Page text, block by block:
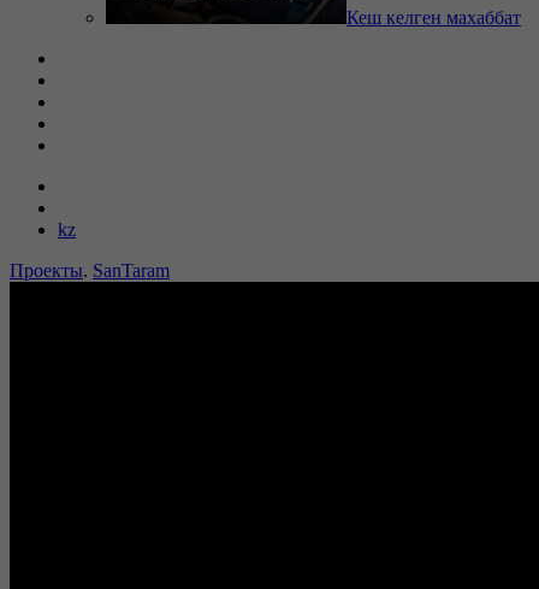
Кеш келген махаббат
kz
Проекты. SanTaram